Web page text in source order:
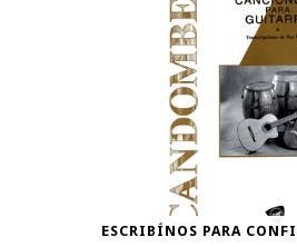
ESCRIBÍNOS PARA